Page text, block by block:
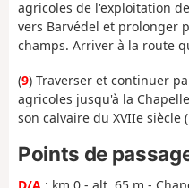
agricoles de l'exploitation
vers Barvédel et prolonger
champs. Arriver à la route
(9) Traverser et continuer
agricoles jusqu'à la
son calvaire du XVIIe siècle (
Points de